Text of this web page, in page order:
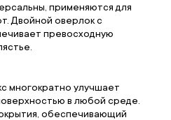
применяются для
Двойной оверлок с
превосходную
многократно улучшает
в любой среде.
обеспечивающий